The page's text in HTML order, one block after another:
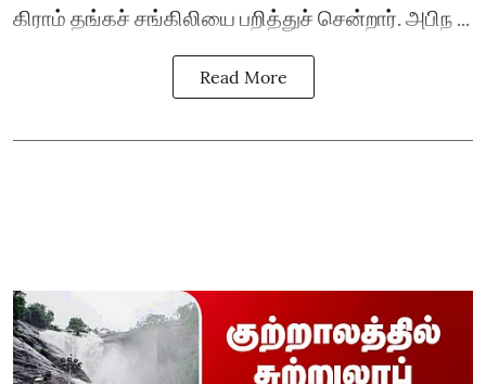
கிராம் தங்கச் சங்கிலியை பறித்துச் சென்றார். அபிந ...
Read More